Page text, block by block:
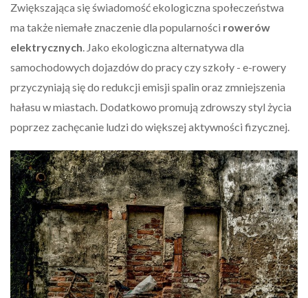
Zwiększająca się świadomość ekologiczna społeczeństwa
ma także niemałe znaczenie dla popularności rowerów
elektrycznych. Jako ekologiczna alternatywa dla
samochodowych dojazdów do pracy czy szkoły - e-rowery
przyczyniają się do redukcji emisji spalin oraz zmniejszenia
hałasu w miastach. Dodatkowo promują zdrowszy styl życia
poprzez zachęcanie ludzi do większej aktywności fizycznej.